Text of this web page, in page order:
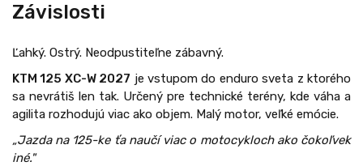
Závislosti
Ľahký. Ostrý. Neodpustiteľne zábavný.
KTM 125 XC-W 2027 je vstupom do enduro sveta z ktorého
sa nevrátiš len tak. Určený pre technické terény, kde váha a
agilita rozhodujú viac ako objem. Malý motor, veľké emócie.
„Jazda na 125-ke ťa naučí viac o motocykloch ako čokoľvek
iné."